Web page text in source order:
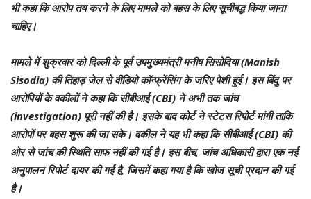
भी कहा कि आरोप तय करने के लिए मामले को बहस के लिए सूचीबद्ध किया जाना
चाहिए।
मामले में शुक्रवार को दिल्ली के पूर्व उपमुख्यमंत्री मनीष सिसोदिया (Manish
Sisodia) की तिहाड़ जेल से वीडियो कॉन्फ्रेंसिंग के जरिए पेशी हुई। इस बिंदु पर
आरोपियों के वकीलों ने कहा कि सीबीआई (CBI) ने अभी तक जांच
(investigation) पूरी नहीं की है। इसके बाद कोर्ट ने स्टेटस रिपोर्ट मांगी ताकि
आरोपों पर बहस शुरू की जा सके। वकील ने यह भी कहा कि सीबीआई (CBI) की
ओर से जांच की स्थिति साफ नहीं की गई है। इस बीच, जांच अधिकारी द्वारा एक नई
अनुपालन रिपोर्ट दायर की गई है, जिसमें कहा गया है कि खोज सूची प्रदान की गई
है।